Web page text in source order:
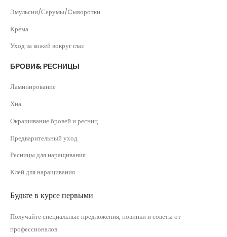
Эмульсии/Серумы/Cыворотки
Крема
Уход за кожей вокруг глаз
БРОВИ& РЕСНИЦЫ
Ламинирование
Хна
Окрашивание бровей и ресниц
Предварительный уход
Ресницы для наращивания
Клей для наращивания
Будьте в курсе первыми
Получайте специальные предложения, новинки и советы от
профессионалов.